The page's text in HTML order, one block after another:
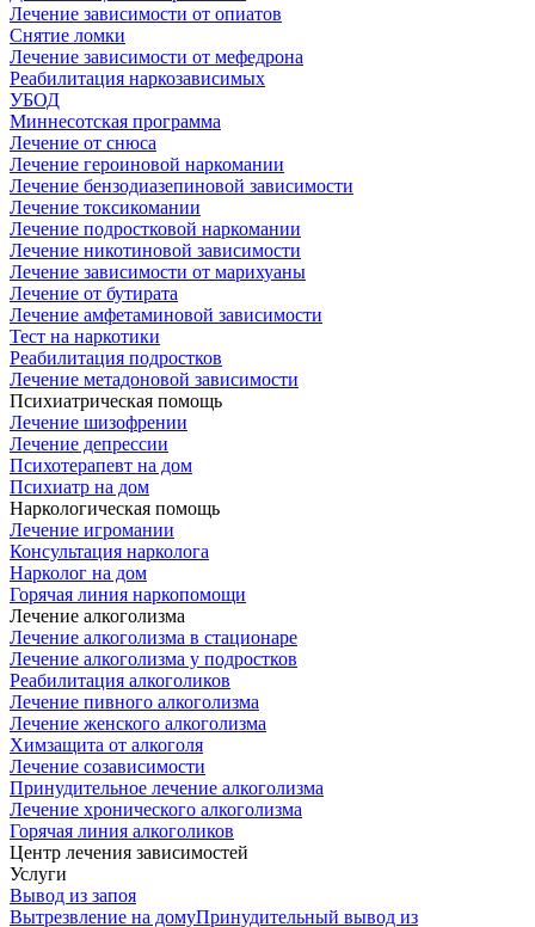
Лечение зависимости от опиатов
Снятие ломки
Лечение зависимости от мефедрона
Реабилитация наркозависимых
УБОД
Миннесотская программа
Лечение от снюса
Лечение героиновой наркомании
Лечение бензодиазепиновой зависимости
Лечение токсикомании
Лечение подростковой наркомании
Лечение никотиновой зависимости
Лечение зависимости от марихуаны
Лечение от бутирата
Лечение амфетаминовой зависимости
Тест на наркотики
Реабилитация подростков
Лечение метадоновой зависимости
Психиатрическая помощь
Лечение шизофрении
Лечение депрессии
Психотерапевт на дом
Психиатр на дом
Наркологическая помощь
Лечение игромании
Консультация нарколога
Нарколог на дом
Горячая линия наркопомощи
Лечение алкоголизма
Лечение алкоголизма в стационаре
Лечение алкоголизма у подростков
Реабилитация алкоголиков
Лечение пивного алкоголизма
Лечение женского алкоголизма
Химзащита от алкоголя
Лечение созависимости
Принудительное лечение алкоголизма
Лечение хронического алкоголизма
Горячая линия алкоголиков
Центр лечения зависимостей
Услуги
Вывод из запоя
Вытрезвление на домуПринудительный вывод из